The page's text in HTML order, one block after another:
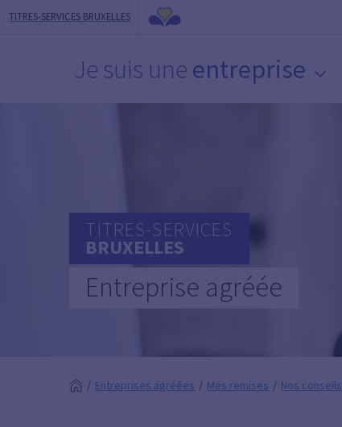
TITRES-SERVICES BRUXELLES
Je suis une entreprise
TITRES-SERVICES
BRUXELLES
Entreprise agréée
Entreprises agréées Mes remises Nos conseils